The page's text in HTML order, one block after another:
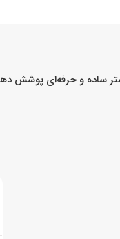
ساده و حرفه‌ای پوشش